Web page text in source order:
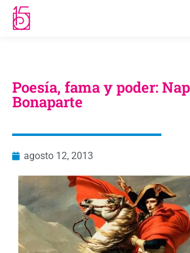
Poesía, fama y poder:
Bonaparte
agosto 12, 2013